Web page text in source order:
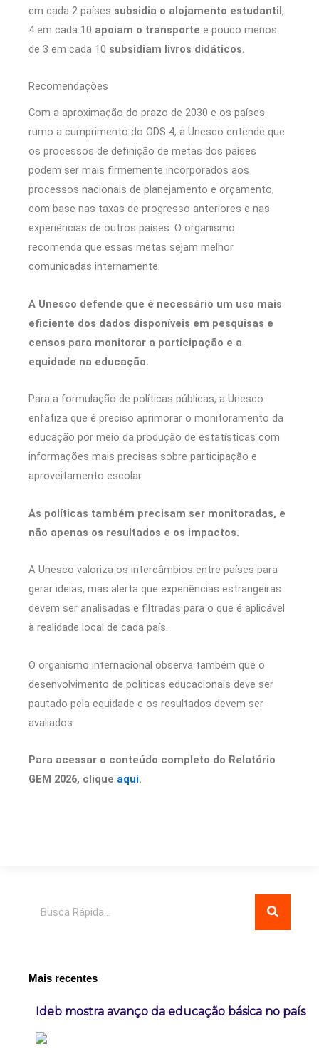
em cada 2 países subsidia o alojamento estudantil,
4 em cada 10 apoiam o transporte e pouco menos
de 3 em cada 10 subsidiam livros didáticos.
Recomendações
Com a aproximação do prazo de 2030 e os países
rumo a cumprimento do ODS 4, a Unesco entende que
os processos de definição de metas dos países
podem ser mais firmemente incorporados aos
processos nacionais de planejamento e orçamento,
com base nas taxas de progresso anteriores e nas
experiências de outros países. O organismo
recomenda que essas metas sejam melhor
comunicadas internamente.
A Unesco defende que é necessário um uso mais
eficiente dos dados disponíveis em pesquisas e
censos para monitorar a participação e a
equidade na educação.
Para a formulação de políticas públicas, a Unesco
enfatiza que é preciso aprimorar o monitoramento da
educação por meio da produção de estatísticas com
informações mais precisas sobre participação e
aproveitamento escolar.
As políticas também precisam ser monitoradas, e
não apenas os resultados e os impactos.
A Unesco valoriza os intercâmbios entre países para
gerar ideias, mas alerta que experiências estrangeiras
devem ser analisadas e filtradas para o que é aplicável
à realidade local de cada país.
O organismo internacional observa também que o
desenvolvimento de políticas educacionais deve ser
pautado pela equidade e os resultados devem ser
avaliados.
Para acessar o conteúdo completo do Relatório
GEM 2026, clique aqui.
Mais recentes
Ideb mostra avanço da educação básica no país